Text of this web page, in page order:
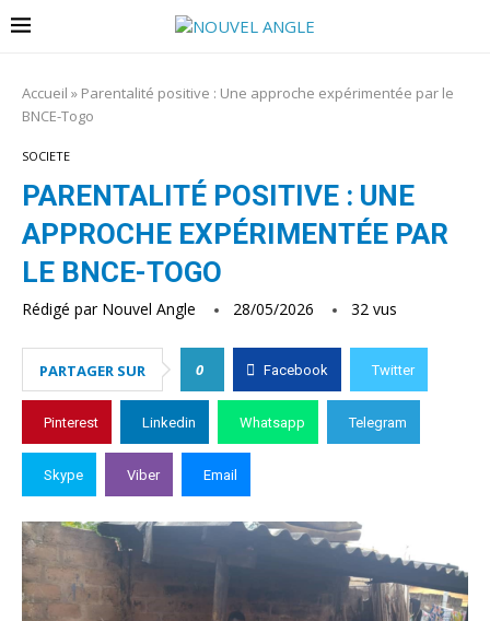
Accueil » Parentalité positive : Une approche expérimentée par le
BNCE-Togo
SOCIETE
PARENTALITÉ POSITIVE : UNE
APPROCHE EXPÉRIMENTÉE PAR
LE BNCE-TOGO
Rédigé par Nouvel Angle 28/05/2026 32 vus
PARTAGER SUR 0 Facebook Twitter
Pinterest Linkedin Whatsapp Telegram
Skype Viber Email